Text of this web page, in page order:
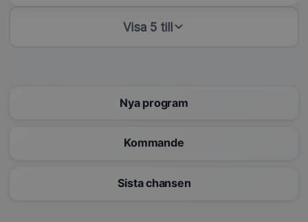
Visa 5 till
Nya program
Kommande
Sista chansen